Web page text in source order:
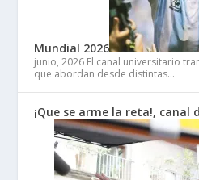
Mundial 2026
junio, 2026 El canal universitario
que abordan desde distintas…
¡Que se arme la reta!, canal